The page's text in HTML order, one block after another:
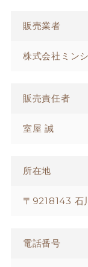
販売業者
株式会社ミン
販売責任者
室屋 誠
所在地
〒9218143 石
電話番号